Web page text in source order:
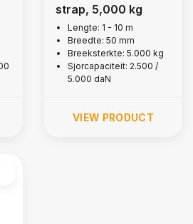
strap, 5,000 kg
Lengte: 1 - 10 m
Breedte: 50 mm
Breeksterkte: 5.000 kg
Sjorcapaciteit: 2.500 /
5.000 daN
VIEW PRODUCT